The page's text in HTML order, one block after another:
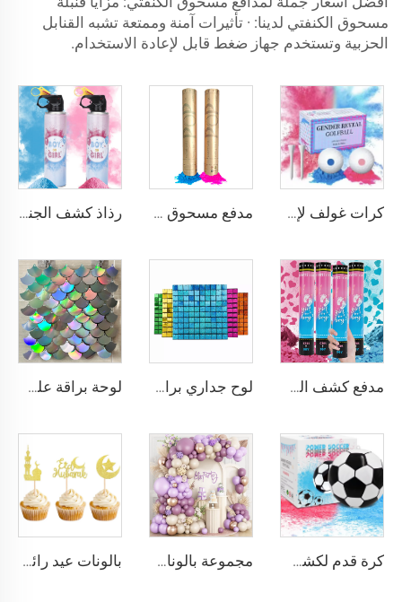
مسحوق الكنفتي لدينا: · تأثيرات آمنة وممتعة تشبه القنابل
الحزبية وتستخدم جهاز ضغط قابل لإعادة الاستخدام.
كرات غولف لإظهار نوع الجنين، مجموعة كرات غولف منفجرة، أفكار لإظهار نوع الجنين ذكر أم أنثى، زينة إظهار نوع المولود بانفجار المسحوق مدفع مسحوق الكنفتي للإعلان عن جنس المولود، مناسب لحفلات الكشف عن جنس الجنين رذاذ كشف الجنس، مسحوق أزرق أو وردي للكشف عن جنس المولود، زجاجة رش مسحوق أزرق
مدفع كشف الجنس على شكل قلب، مفرقعات فتات وردية وزرقاء، مدافع بودرة لحفل استقبال المولود، عمليات إطلاق وانفجار لوح جداري براق من سلسلة اللمعان، خلفية صور متلألئة، خلفية زينة لأعياد الميلاد، حفلات الزفاف، الخطوبة، والذكريات السنوية لوحة براقة على شكل مروحة ثلاثية الأبعاد، جدار متلألئ، لوحة لامعة للخلفية، خلفية صور مناسبة لتزيين أعياد الميلاد والزفاف والخطوبة وذكرى الزواج
كرة قدم لكشف الجنس مع بودرة تنفجر، مجموعة كرات قدم منفجرة لحفلات الكشف عن جنس الذكر مجموعة بالونات القوس بلون بنفسجي داكن، بالونات بنفسجي ومعدنية بلون الشمبانيا الذهبي لتزيين حفلات عيد الميلاد والأعراس والمناسبات بالونات عيد رائجة، مزين كعكة هلال قمر نجمة لمهرجان الكيك، أدوات تزيين كعك وحلويات لعيد